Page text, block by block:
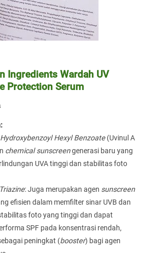
Ingredients Wardah UV
Protection Serum
Hexyl Benzoate(Uvinul A
chemical sunscreengenerasi baru yang
UVA tinggi dan stabilitas foto
: Juga merupakan agen sunscreen
efisien dalam memfilter sinar UVB dan
foto yang tinggi dan dapat
SPF pada konsentrasi rendah,
peningkat (booster) bagi agen